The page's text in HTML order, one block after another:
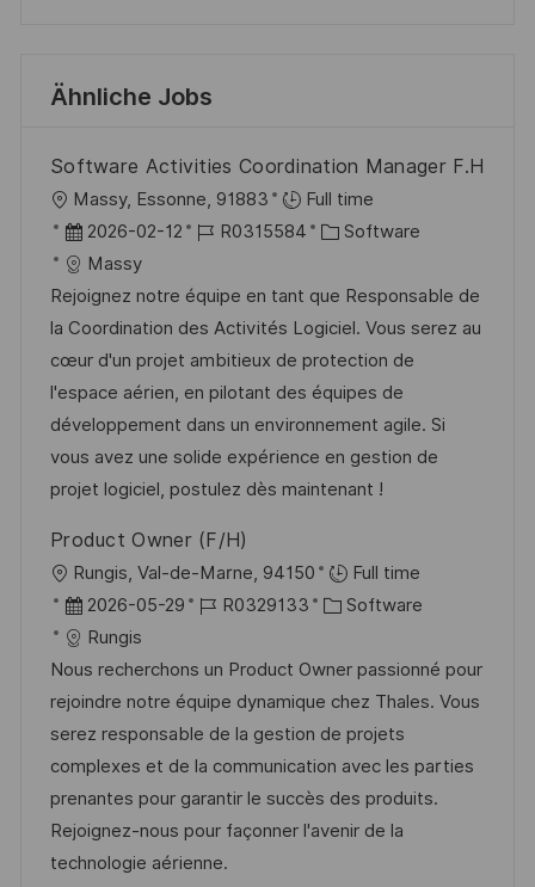
Ähnliche Jobs
Software Activities Coordination Manager F.H
O
r
t
Massy, Essonne, 91883
Full time
D
a
t
u
m
d
e
r
V
r
ö
f
f
e
n
t
l
i
c
h
2026-02-12
J
b
-
I
D
R0315584
K
t
e
g
o
r
e
Software
Massy
Rejoignez notre équipe en tant que Responsable de
la Coordination des Activités Logiciel. Vous serez au
cœur d'un projet ambitieux de protection de
l'espace aérien, en pilotant des équipes de
développement dans un environnement agile. Si
vous avez une solide expérience en gestion de
projet logiciel, postulez dès maintenant !
Product Owner (F/H)
O
r
t
Rungis, Val-de-Marne, 94150
Full time
D
a
t
u
m
d
e
r
V
2026-05-29
J
b
-
I
D
R0329133
K
t
e
g
o
r
i
Software
Rungis
Nous recherchons un Product Owner passionné pour
rejoindre notre équipe dynamique chez Thales. Vous
serez responsable de la gestion de projets
complexes et de la communication avec les parties
prenantes pour garantir le succès des produits.
Rejoignez-nous pour façonner l'avenir de la
technologie aérienne.